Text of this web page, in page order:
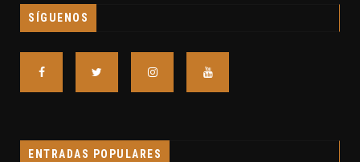
SÍGUENOS
ENTRADAS POPULARES